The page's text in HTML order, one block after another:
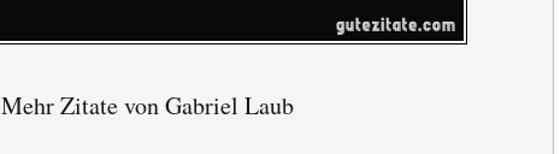
Mehr Zitate von Gabriel Laub